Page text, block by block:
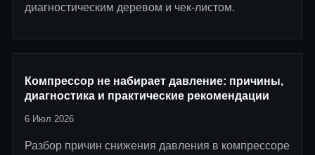
диагностическим деревом и чек-листом.
Компрессор не набирает давление: причины,
диагностика и практические рекомендации
6 Июл 2026
Разбор причин снижения давления в компрессоре